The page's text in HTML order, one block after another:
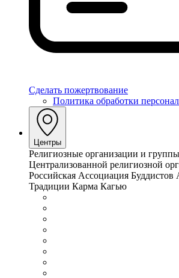
Сделать пожертвование
Политика обработки
Центры
Религиозные организации и
Централизованной религиозной
Российская Ассоциация
Традиции Карма Кагью